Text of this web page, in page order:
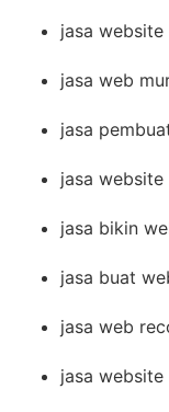
jasa website
jasa web
jasa
jasa
jasa bikin
jasa buat
jasa web
jasa